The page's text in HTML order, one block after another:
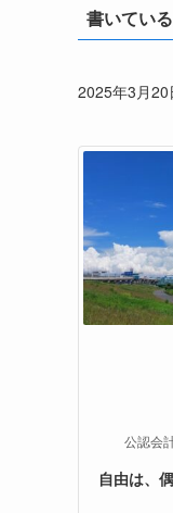
書いてい
2025年3月20
公認会
自由は、